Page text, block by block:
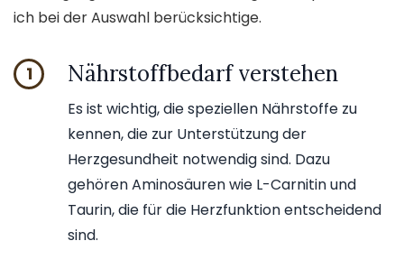
ich bei der Auswahl berücksichtige.
1 Nährstoffbedarf verstehen
Es ist wichtig, die speziellen Nährstoffe zu
kennen, die zur Unterstützung der
Herzgesundheit notwendig sind. Dazu
gehören Aminosäuren wie L-Carnitin und
Taurin, die für die Herzfunktion entscheidend
sind.